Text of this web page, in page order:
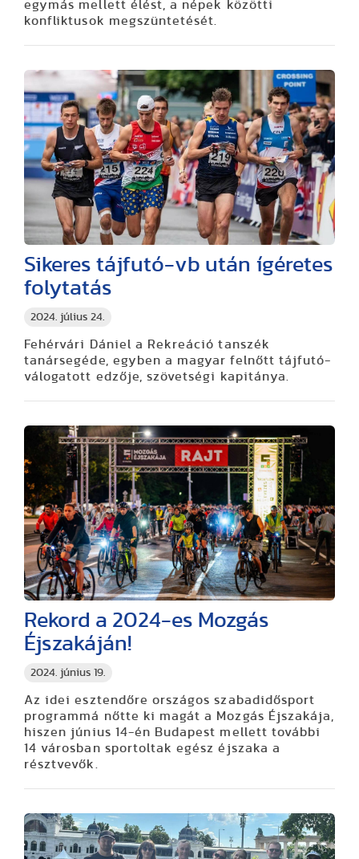
egymás mellett élést, a népek közötti
konfliktusok megszüntetését.
2024. július 24.
Sikeres tájfutó-vb után ígéretes
folytatás
Fehérvári Dániel a Rekreáció tanszék
tanársegéde, egyben a magyar felnőtt tájfutó-
válogatott edzője, szövetségi kapitánya.
2024. június 19.
Rekord a 2024-es Mozgás
Éjszakáján!
Az idei esztendőre országos szabadidősport
programmá nőtte ki magát a Mozgás Éjszakája,
hiszen június 14-én Budapest mellett további
14 városban sportoltak egész éjszaka a
résztvevők.